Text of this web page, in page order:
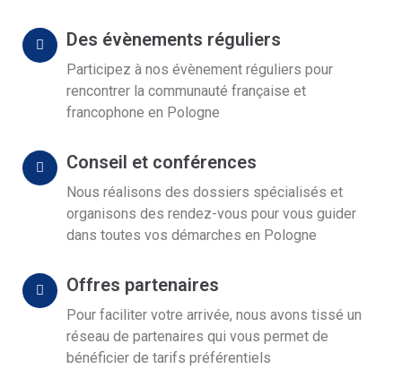
Des évènements réguliers
Participez à nos évènement réguliers pour
rencontrer la communauté française et
francophone en Pologne
Conseil et conférences
Nous réalisons des dossiers spécialisés et
organisons des rendez-vous pour vous guider
dans toutes vos démarches en Pologne
Offres partenaires
Pour faciliter votre arrivée, nous avons tissé un
réseau de partenaires qui vous permet de
bénéficier de tarifs préférentiels